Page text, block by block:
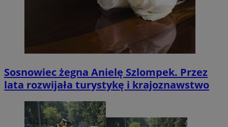
Sosnowiec żegna Anielę Szlompek. Przez
lata rozwijała turystykę i krajoznawstwo